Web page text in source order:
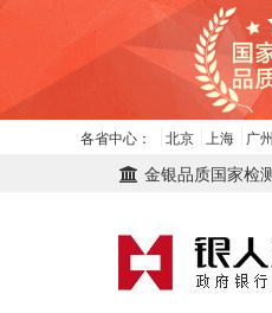
各省中心： 北京 上海 广州
金银品质国家检